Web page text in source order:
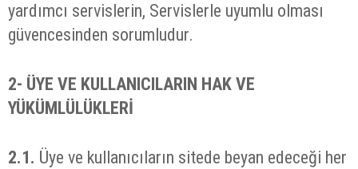
yardımcı servislerin, Servislerle uyumlu olması
güvencesinden sorumludur.
2- ÜYE VE KULLANICILARIN HAK VE
YÜKÜMLÜLÜKLERİ
2.1. Üye ve kullanıcıların sitede beyan edeceği her